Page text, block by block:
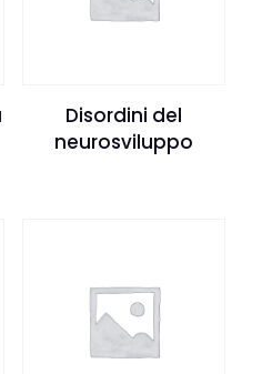
Disordini del
neurosviluppo